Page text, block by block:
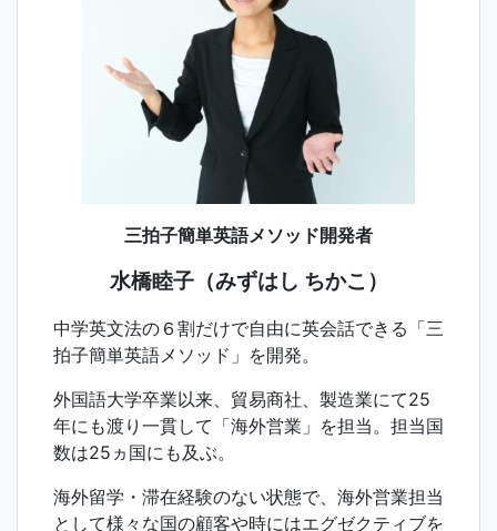
三拍子簡単英語メソッド開発者
水橋睦子（みずはし ちかこ）
中学英文法の６割だけで自由に英会話できる「三
拍子簡単英語メソッド」を開発。
外国語大学卒業以来、貿易商社、製造業にて25
年にも渡り一貫して「海外営業」を担当。担当国
数は25ヵ国にも及ぶ。
海外留学・滞在経験のない状態で、海外営業担当
として様々な国の顧客や時にはエグゼクティブを